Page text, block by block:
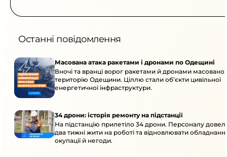
Останні повідомлення
Масована атака ракетами і дронами по Одещині
Вночі та вранці ворог ракетами й дронами масовано
територію Одещини. Ціллю стали об’єкти цивільної
енергетичної інфраструктури.
34 дрони: історія ремонту на підстанції
На підстанцію прилетіло 34 дрони. Персоналу
два тижні жити на роботі та відновлювати
окупації й негоди.